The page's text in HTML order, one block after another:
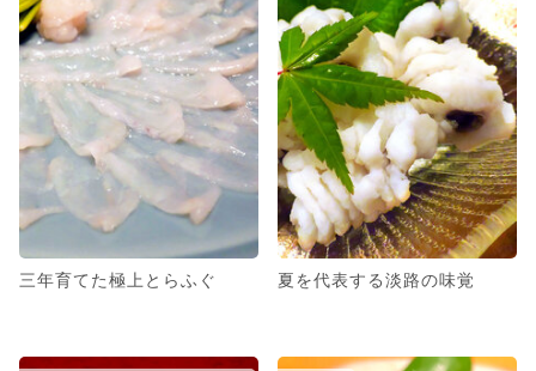
三年育てた極上とらふぐ 夏を代表する淡路の味覚